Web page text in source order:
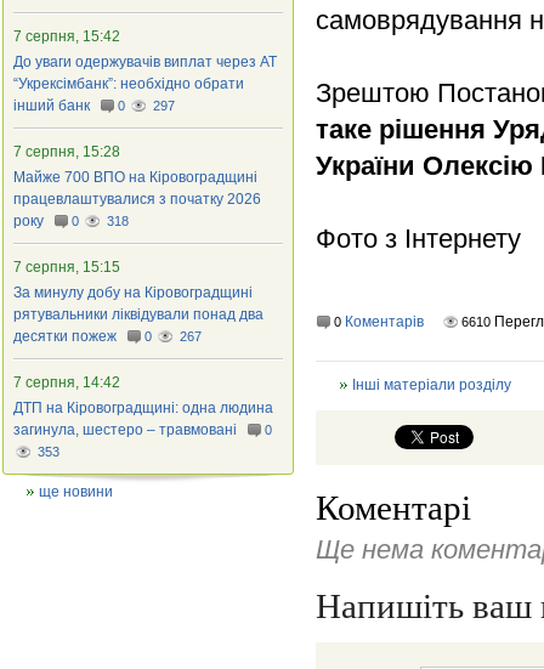
самоврядування
Зрештою
таке рішення
України Олексію
Фото з Інтернету
0 Коментарів 6610
Інші матеріали розділу
Коментарі
Ще нема
Напишіть ваш
7 серпня, 15:42
До уваги одержувачів виплат через АТ
“Укрексімбанк”: необхідно обрати
інший банк
0 297
7 серпня, 15:28
Майже 700 ВПО на Кіровоградщині
працевлаштувалися з початку 2026
року
0 318
7 серпня, 15:15
За минулу добу на Кіровоградщині
рятувальники ліквідували понад два
десятки пожеж
0 267
7 серпня, 14:42
ДТП на Кіровоградщині: одна людина
загинула, шестеро – травмовані
0
353
ще новини